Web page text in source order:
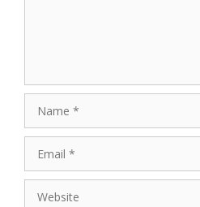
Website